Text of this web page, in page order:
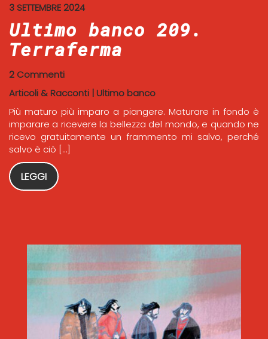
3 SETTEMBRE 2024
Ultimo banco 209.
Terraferma
2 Commenti
Articoli & Racconti | Ultimo banco
Più maturo più imparo a piangere. Maturare in fondo è
imparare a ricevere la bellezza del mondo, e quando ne
ricevo gratuitamente un frammento mi salvo, perché
salvo è ciò […]
LEGGI